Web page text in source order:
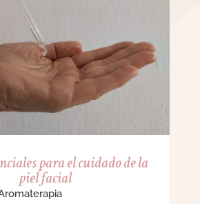
para el cuidado de la
piel facial